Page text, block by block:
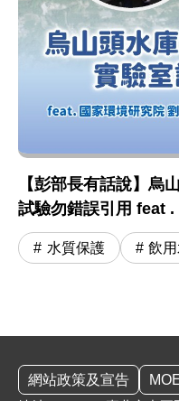
【彭部長有話說】烏
試驗勿錯誤引用 feat
王嶽斌司長
水質保護 飲
網站政策及宣告